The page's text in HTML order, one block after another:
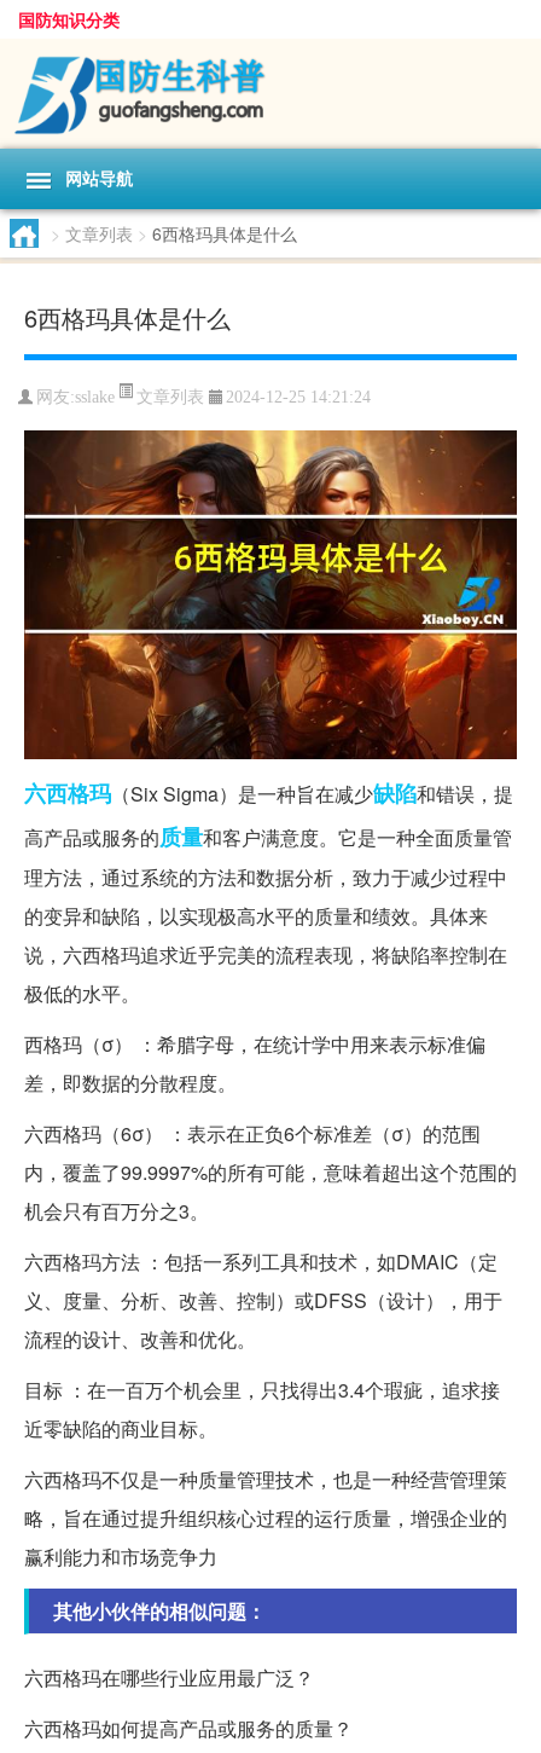
国防知识分类
网站导航
> 文章列表 > 6西格玛具体是什么
6西格玛具体是什么
网友:sslake 文章列表 2024-12-25 14:21:24
六西格玛 （Six Sigma）是一种旨在减少缺陷和错误，提
高产品或服务的质量和客户满意度。它是一种全面质量管
理方法，通过系统的方法和数据分析，致力于减少过程中
的变异和缺陷，以实现极高水平的质量和绩效。具体来
说，六西格玛追求近乎完美的流程表现，将缺陷率控制在
极低的水平。
西格玛（σ） ：希腊字母，在统计学中用来表示标准偏
差，即数据的分散程度。
六西格玛（6σ） ：表示在正负6个标准差（σ）的范围
内，覆盖了99.9997%的所有可能，意味着超出这个范围的
机会只有百万分之3。
六西格玛方法 ：包括一系列工具和技术，如DMAIC（定
义、度量、分析、改善、控制）或DFSS（设计），用于
流程的设计、改善和优化。
目标 ：在一百万个机会里，只找得出3.4个瑕疵，追求接
近零缺陷的商业目标。
六西格玛不仅是一种质量管理技术，也是一种经营管理策
略，旨在通过提升组织核心过程的运行质量，增强企业的
赢利能力和市场竞争力
其他小伙伴的相似问题：
六西格玛在哪些行业应用最广泛？
六西格玛如何提高产品或服务的质量？